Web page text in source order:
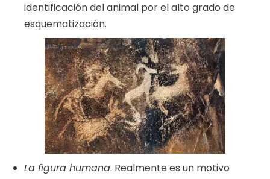
identificación del animal por el alto grado de
esquematización.
La figura humana. Realmente es un motivo